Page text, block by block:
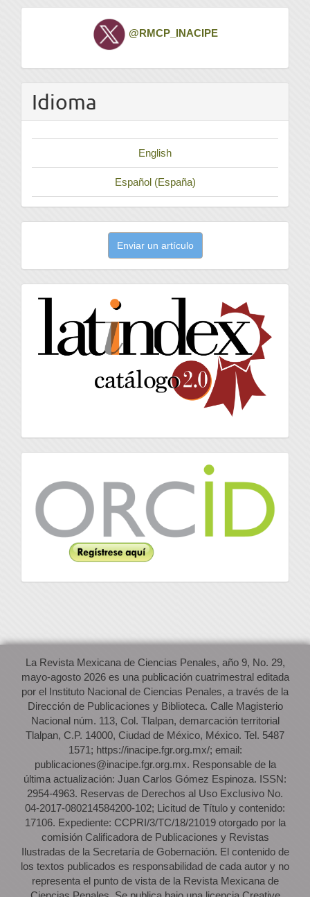
Twitter @RMCP_INACIPE
Idioma
English
Español (España)
artículo
Enviar un artículo
latindex
La Revista Mexicana de Ciencias Penales, año 9, No. 29,
mayo-agosto 2026 es una publicación cuatrimestral editada
por el Instituto Nacional de Ciencias Penales, a través de la
Dirección de Publicaciones y Biblioteca. Calle Magisterio
Nacional núm. 113, Col. Tlalpan, demarcación territorial
Tlalpan, C.P. 14000, Ciudad de México, México. Tel. 5487
1571; https://inacipe.fgr.org.mx/; email:
publicaciones@inacipe.fgr.org.mx. Responsable de la
última actualización: Juan Carlos Gómez Espinoza. ISSN:
2954-4963. Reservas de Derechos al Uso Exclusivo No.
04-2017-080214584200-102; Licitud de Título y contenido:
17106. Expediente: CCPRI/3/TC/18/21019 otorgado por la
comisión Calificadora de Publicaciones y Revistas
Ilustradas de la Secretaría de Gobernación. El contenido de
los textos publicados es responsabilidad de cada autor y no
representa el punto de vista de la Revista Mexicana de